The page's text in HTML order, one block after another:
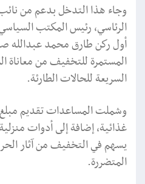
وجاء هذا التدخل بدعم من
الرئاسي، رئيس المكتب
أول ركن طارق محمد عبدالله
المستمرة للتخفيف من معاناة
السريعة للحالات الطارئة.
وشملت المساعدات تقديم مبلغ
غذائية، إضافة إلى أدوات
يسهم في التخفيف من آثار
المتضررة.